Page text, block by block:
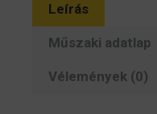
Leírás
Műszaki adatlap
Vélemények (0)